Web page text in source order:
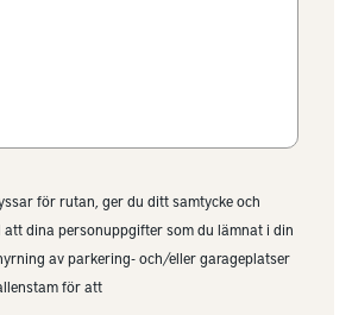
för rutan, ger du ditt samtycke och
dina personuppgifter som du lämnat i din
av parkering- och/eller garageplatser
för att